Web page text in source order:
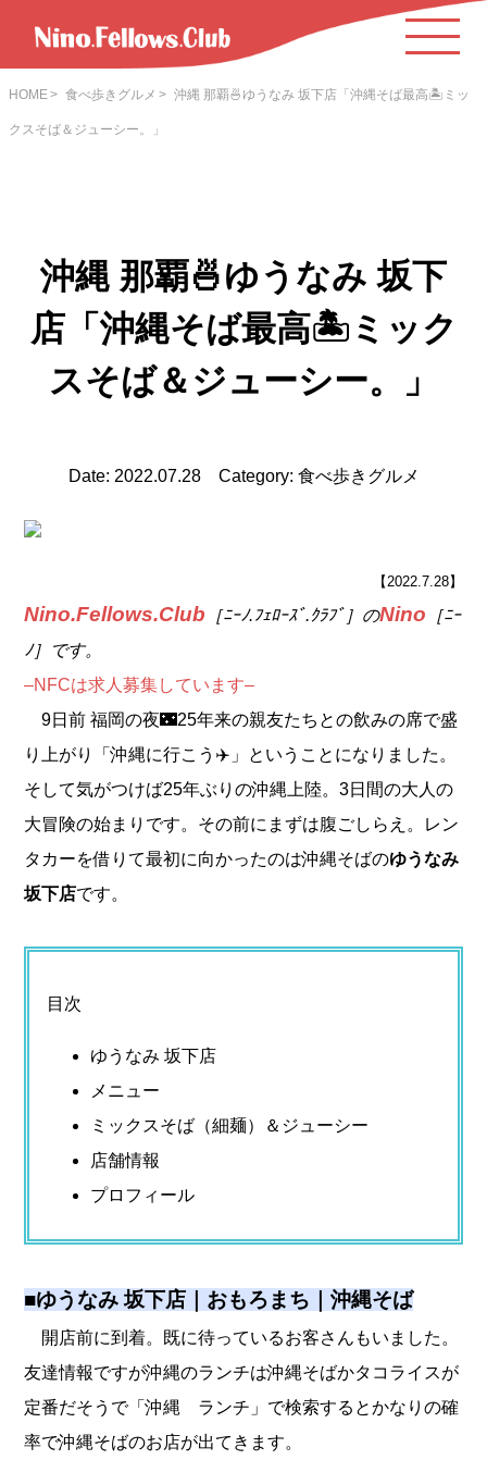
HOME 食べ歩きグルメ 沖縄 那覇🍜ゆうなみ 坂下店「沖縄そば最高🏝ミッ
クスそば＆ジューシー。」
沖縄 那覇🍜ゆうなみ 坂下
店「沖縄そば最高🏝ミック
スそば＆ジューシー。」
Date: 2022.07.28 Category: 食べ歩きグルメ
【2022.7.28】
Nino.Fellows.Club ［ﾆｰﾉ.ﾌｪﾛｰｽﾞ.ｸﾗﾌﾞ］のNino ［ﾆｰ
ﾉ］です。
–NFCは求人募集しています–
9日前 福岡の夜🌃25年来の親友たちとの飲みの席で盛
り上がり「沖縄に行こう✈️」ということになりました。
そして気がつけば25年ぶりの沖縄上陸。3日間の大人の
大冒険の始まりです。その前にまずは腹ごしらえ。レン
タカーを借りて最初に向かったのは沖縄そばのゆうなみ
坂下店です。
目次
ゆうなみ 坂下店
メニュー
ミックスそば（細麺）＆ジューシー
店舗情報
プロフィール
■ゆうなみ 坂下店｜おもろまち｜沖縄そば
開店前に到着。既に待っているお客さんもいました。
友達情報ですが沖縄のランチは沖縄そばかタコライスが
定番だそうで「沖縄 ランチ」で検索するとかなりの確
率で沖縄そばのお店が出てきます。